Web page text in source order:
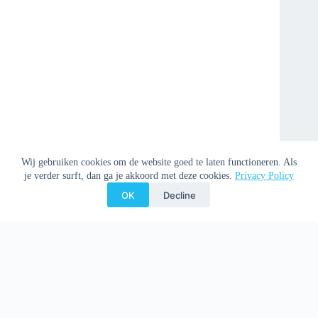
Wij gebruiken cookies om de website goed te laten functioneren. Als
je verder surft, dan ga je akkoord met deze cookies. Privacy Policy
OK Decline